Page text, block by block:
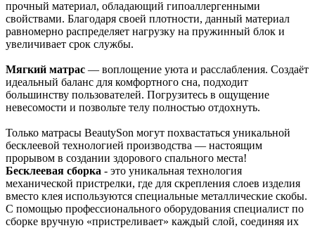
прочный материал, обладающий гипоаллергенными
свойствами. Благодаря своей плотности, данный материал
равномерно распределяет нагрузку на пружинный блок и
увеличивает срок службы.
Мягкий матрас — воплощение уюта и расслабления. Создаёт
идеальный баланс для комфортного сна, подходит
большинству пользователей. Погрузитесь в ощущение
невесомости и позвольте телу полностью отдохнуть.
Только матрасы BeautySon могут похвастаться уникальной
бесклеевой технологией производства — настоящим
прорывом в создании здорового спального места!
Бесклеевая сборка - это уникальная технология
механической пристрелки, где для скрепления слоев изделия
вместо клея используются специальные металлические скобы.
С помощью профессионального оборудования специалист по
сборке вручную «пристреливает» каждый слой, соединяя их